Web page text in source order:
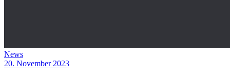
News
20. November 2023